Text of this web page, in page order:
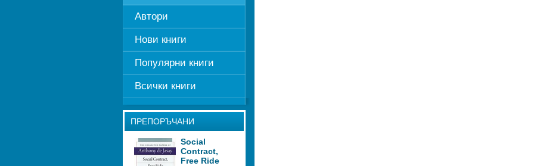
Автори
Нови книги
Популярни книги
Всички книги
ПРЕПОРЪЧАНИ
Social
Contract,
Free Ride